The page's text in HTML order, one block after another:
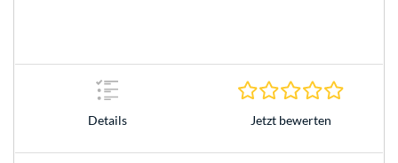
Details Jetzt bewerten